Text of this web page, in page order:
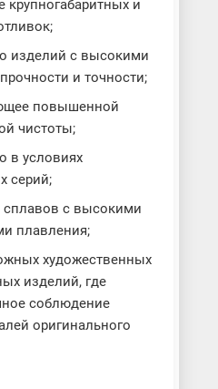
крупногабаритных и
изделий с высокими
и точности;
повышенной
чистоты;
в условиях
серий;
с высокими
плавления;
художественных
изделий, где
соблюдение
оригинального